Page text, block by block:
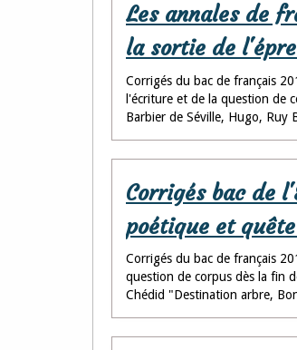
Les annales de
la sortie de
Corrigés du bac de français
l'écriture et de la question de
Barbier de Séville, Hugo, Ruy
Corrigés bac de
poétique et
Corrigés du bac de français
question de corpus dès la fin
Chédid "Destination arbre,